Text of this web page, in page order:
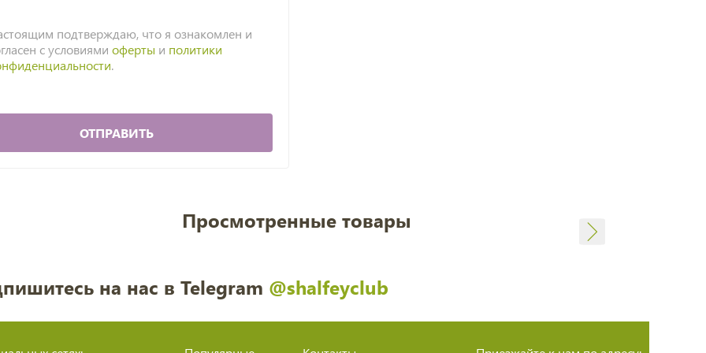
подтверждаю, что я ознакомлен и
с условиями оферты и политики
.
ОТПРАВИТЬ
Просмотренные товары
на нас в Telegram @shalfeyclub